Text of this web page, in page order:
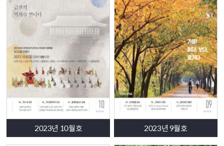
금천구의회 소식
언론에 소개된 금천 소식
금천구 희망온돌 따뜻한 겨울나기’우수 자치구 선정
무료 물놀이 시설 본격 개장··· “도심 속 워터파크 즐
기세요
-금천구청장1호 결재‘데이터센터 주민참여형 검토체계’도
입
-구청 로비서 보는 우주·대형 고래···금천구, 3D미디어아트
동주민센터의 재발견
2023년 10월호 2023년 9월호